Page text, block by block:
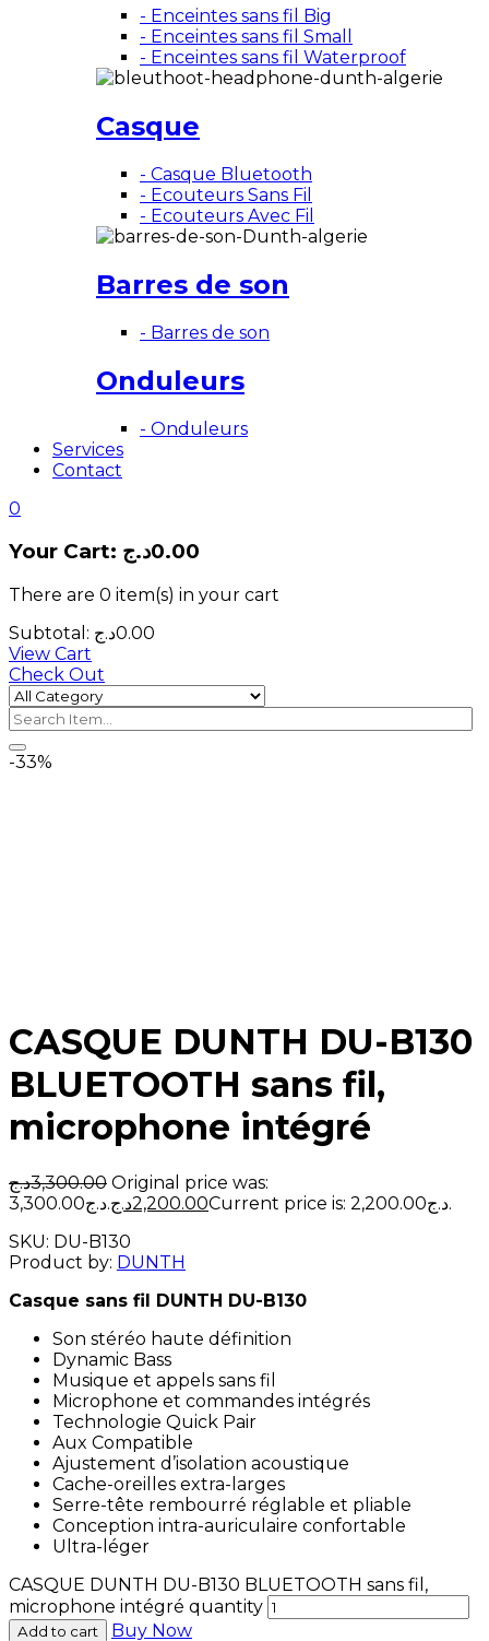
- Enceintes sans fil Big
- Enceintes sans fil Small
- Enceintes sans fil Waterproof
Casque
- Casque Bluetooth
- Ecouteurs Sans Fil
- Ecouteurs Avec Fil
Barres de son
- Barres de son
Onduleurs
- Onduleurs
Services
Contact
0
Your Cart: 0.00د.ج
There are 0 item(s) in your cart
Subtotal:
0.00د.ج
View Cart
Check Out
-33%
CASQUE DUNTH DU-B130
BLUETOOTH sans fil,
microphone intégré
3,300.00د.ج
Original price was:
3,300.00د.ج.
2,200.00د.ج
Current price is: 2,200.00د.ج.
SKU: DU-B130
Product by: DUNTH
Casque sans fil DUNTH DU-B130
Son stéréo haute définition
Dynamic Bass
Musique et appels sans fil
Microphone et commandes intégrés
Technologie Quick Pair
Aux Compatible
Ajustement d’isolation acoustique
Cache-oreilles extra-larges
Serre-tête rembourré réglable et pliable
Conception intra-auriculaire confortable
Ultra-léger
CASQUE DUNTH DU-B130 BLUETOOTH sans fil,
microphone intégré quantity
Add to cart Buy Now